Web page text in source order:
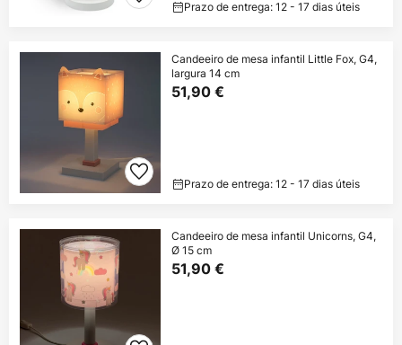
Prazo de entrega: 12 - 17 dias úteis
Candeeiro de mesa infantil Little Fox, G4,
largura 14 cm
51,90 €
Prazo de entrega: 12 - 17 dias úteis
Candeeiro de mesa infantil Unicorns, G4,
Ø 15 cm
51,90 €